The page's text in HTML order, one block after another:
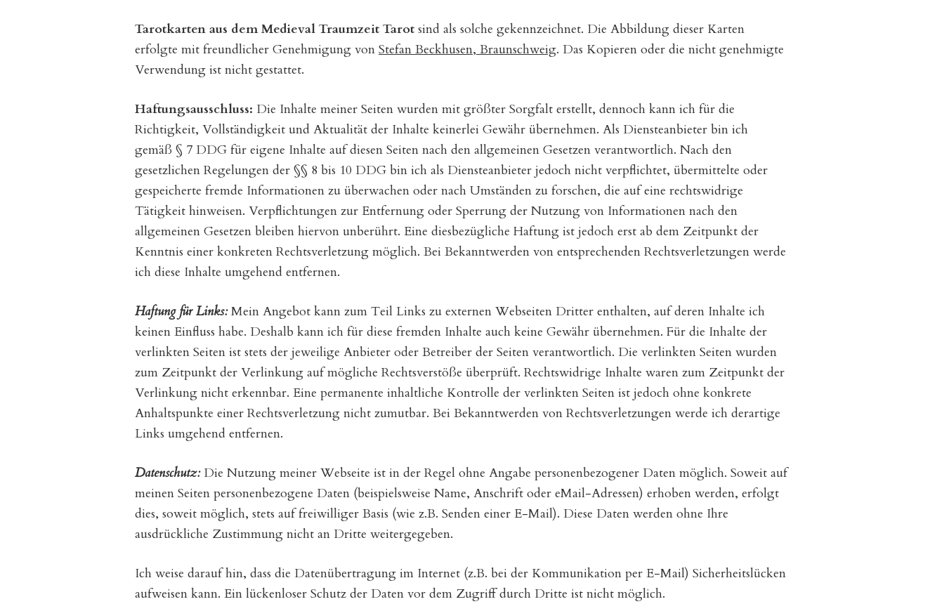
Tarotkarten aus dem Medieval Traumzeit Tarot sind als solche gekennzeichnet. Die Abbildung dieser Karten
erfolgte mit freundlicher Genehmigung von Stefan Beckhusen, Braunschweig. Das Kopieren oder die nicht genehmigte
Verwendung ist nicht gestattet.
Haftungsausschluss: Die Inhalte meiner Seiten wurden mit größter Sorgfalt erstellt, dennoch kann ich für die
Richtigkeit, Vollständigkeit und Aktualität der Inhalte keinerlei Gewähr übernehmen. Als Diensteanbieter bin ich
gemäß § 7 DDG für eigene Inhalte auf diesen Seiten nach den allgemeinen Gesetzen verantwortlich. Nach den
gesetzlichen Regelungen der §§ 8 bis 10 DDG bin ich als Diensteanbieter jedoch nicht verpflichtet, übermittelte oder
gespeicherte fremde Informationen zu überwachen oder nach Umständen zu forschen, die auf eine rechtswidrige
Tätigkeit hinweisen. Verpflichtungen zur Entfernung oder Sperrung der Nutzung von Informationen nach den
allgemeinen Gesetzen bleiben hiervon unberührt. Eine diesbezügliche Haftung ist jedoch erst ab dem Zeitpunkt der
Kenntnis einer konkreten Rechtsverletzung möglich. Bei Bekanntwerden von entsprechenden Rechtsverletzungen werde
ich diese Inhalte umgehend entfernen.
Haftung für Links:Mein Angebot kann zum Teil Links zu externen Webseiten Dritter enthalten, auf deren Inhalte ich
keinen Einfluss habe. Deshalb kann ich für diese fremden Inhalte auch keine Gewähr übernehmen. Für die Inhalte der
verlinkten Seiten ist stets der jeweilige Anbieter oder Betreiber der Seiten verantwortlich. Die verlinkten Seiten wurden
zum Zeitpunkt der Verlinkung auf mögliche Rechtsverstöße überprüft. Rechtswidrige Inhalte waren zum Zeitpunkt der
Verlinkung nicht erkennbar. Eine permanente inhaltliche Kontrolle der verlinkten Seiten ist jedoch ohne konkrete
Anhaltspunkte einer Rechtsverletzung nicht zumutbar. Bei Bekanntwerden von Rechtsverletzungen werde ich derartige
Links umgehend entfernen.
Datenschutz: Die Nutzung meiner Webseite ist in der Regel ohne Angabe personenbezogener Daten möglich. Soweit auf
meinen Seiten personenbezogene Daten (beispielsweise Name, Anschrift oder eMail-Adressen) erhoben werden, erfolgt
dies, soweit möglich, stets auf freiwilliger Basis (wie z.B. Senden einer E-Mail). Diese Daten werden ohne Ihre
ausdrückliche Zustimmung nicht an Dritte weitergegeben.
Ich weise darauf hin, dass die Datenübertragung im Internet (z.B. bei der Kommunikation per E-Mail) Sicherheitslücken
aufweisen kann. Ein lückenloser Schutz der Daten vor dem Zugriff durch Dritte ist nicht möglich.